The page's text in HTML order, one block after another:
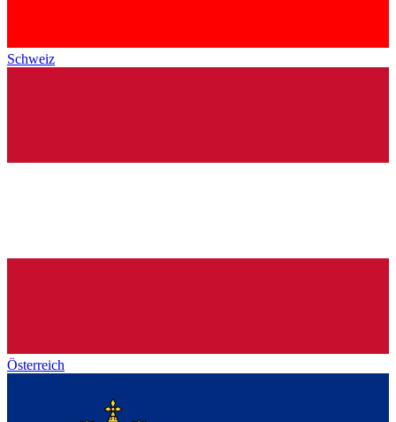
Schweiz
Österreich